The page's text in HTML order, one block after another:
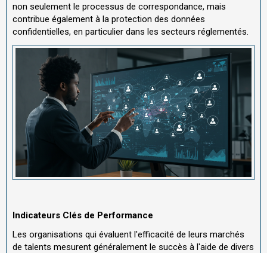
non seulement le processus de correspondance, mais
contribue également à la protection des données
confidentielles, en particulier dans les secteurs réglementés.
Indicateurs Clés de Performance
Les organisations qui évaluent l'efficacité de leurs marchés
de talents mesurent généralement le succès à l'aide de divers